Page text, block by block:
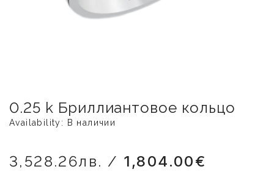
0.25 k Бриллиантовое кольцо
Availability: В наличии
3,528.26лв. / 1,804.00€